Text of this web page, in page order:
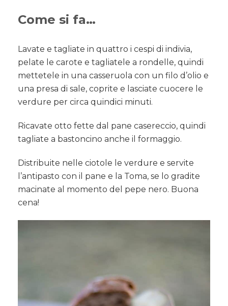
Come si fa…
Lavate e tagliate in quattro i cespi di indivia,
pelate le carote e tagliatele a rondelle, quindi
mettetele in una casseruola con un filo d’olio e
una presa di sale, coprite e lasciate cuocere le
verdure per circa quindici minuti.
Ricavate otto fette dal pane casereccio, quindi
tagliate a bastoncino anche il formaggio.
Distribuite nelle ciotole le verdure e servite
l’antipasto con il pane e la Toma, se lo gradite
macinate al momento del pepe nero. Buona
cena!